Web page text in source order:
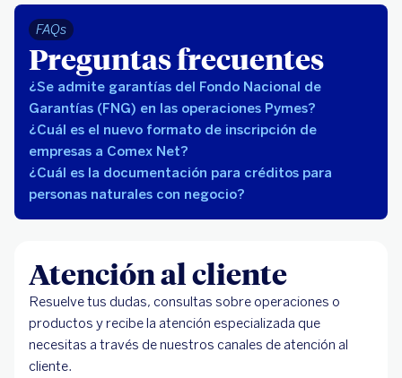
FAQs
Preguntas frecuentes
¿Se admite garantías del Fondo Nacional de
Garantías (FNG) en las operaciones Pymes?
¿Cuál es el nuevo formato de inscripción de
empresas a Comex Net?
¿Cuál es la documentación para créditos para
personas naturales con negocio?
Atención al cliente
Resuelve tus dudas, consultas sobre operaciones o
productos y recibe la atención especializada que
necesitas a través de nuestros canales de atención al
cliente.